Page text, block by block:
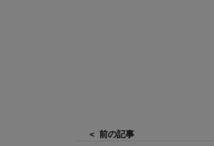
＜ 前の記事